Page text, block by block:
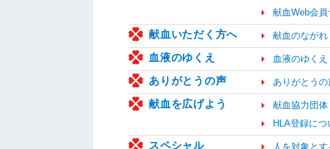
献血Web会員
献血いただく方へ 献血のながれ
血液のゆくえ 血液のゆくえ
ありがとうの声 ありがとうの
献血を広げよう 献血協力団体
HLA登録につ
スペシャル 人を対象と